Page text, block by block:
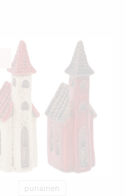
KATSO PIKANÄKYMÄ
punainen